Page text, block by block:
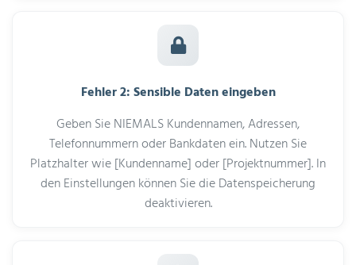
Fehler 2: Sensible Daten eingeben
Geben Sie NIEMALS Kundennamen, Adressen,
Telefonnummern oder Bankdaten ein. Nutzen Sie
Platzhalter wie [Kundenname] oder [Projektnummer]. In
den Einstellungen können Sie die Datenspeicherung
deaktivieren.